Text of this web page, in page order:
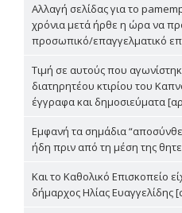
Αλλαγή σελίδας για το
χρόνια μετά ήρθε η ώρα να
προσωπικό/επαγγελματικό
Τιμή σε αυτούς που
διατηρητέου κτιρίου του
έγγραφα και δημοσιεύματα
Εμφανή τα σημάδια
ήδη πριν από τη μέση της
Και το Καθολικό Επισκοπείο
δήμαρχος Ηλίας Ευαγγελίδης